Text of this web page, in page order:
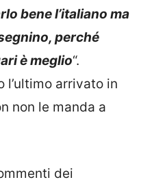
bene l’italiano ma
perché
è meglio“.
l’ultimo arrivato in
non le manda a
dei